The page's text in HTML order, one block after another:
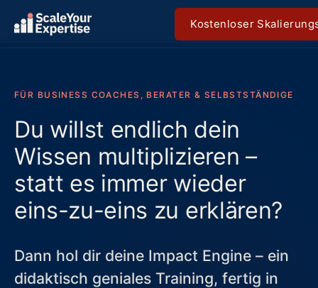
Kostenloser
FÜR BUSINESS COACHES, BERATER & SELBSTSTÄNDIGE
Du willst endlich dein
Wissen multiplizieren –
statt es immer wieder
eins-zu-eins zu erklären?
Dann hol dir deine Impact Engine – ein
didaktisch geniales Training, fertig in